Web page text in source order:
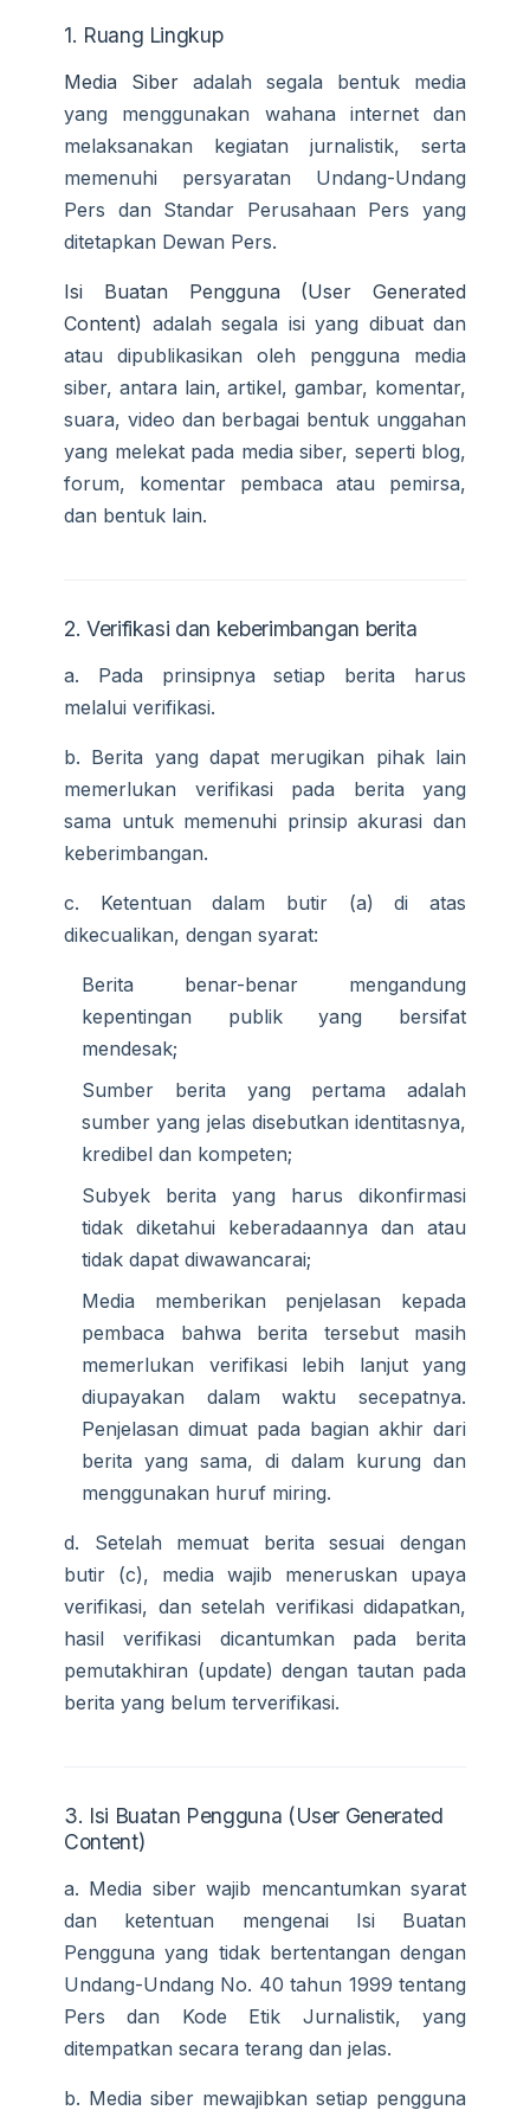
1. Ruang Lingkup
Media Siber adalah segala bentuk media
yang menggunakan wahana internet dan
melaksanakan kegiatan jurnalistik, serta
memenuhi persyaratan Undang-Undang
Pers dan Standar Perusahaan Pers yang
ditetapkan Dewan Pers.
Isi Buatan Pengguna (User Generated
Content) adalah segala isi yang dibuat dan
atau dipublikasikan oleh pengguna media
siber, antara lain, artikel, gambar, komentar,
suara, video dan berbagai bentuk unggahan
yang melekat pada media siber, seperti blog,
forum, komentar pembaca atau pemirsa,
dan bentuk lain.
2. Verifikasi dan keberimbangan berita
a. Pada prinsipnya setiap berita harus
melalui verifikasi.
b. Berita yang dapat merugikan pihak lain
memerlukan verifikasi pada berita yang
sama untuk memenuhi prinsip akurasi dan
keberimbangan.
c. Ketentuan dalam butir (a) di atas
dikecualikan, dengan syarat:
Berita benar-benar mengandung
kepentingan publik yang bersifat
mendesak;
Sumber berita yang pertama adalah
sumber yang jelas disebutkan identitasnya,
kredibel dan kompeten;
Subyek berita yang harus dikonfirmasi
tidak diketahui keberadaannya dan atau
tidak dapat diwawancarai;
Media memberikan penjelasan kepada
pembaca bahwa berita tersebut masih
memerlukan verifikasi lebih lanjut yang
diupayakan dalam waktu secepatnya.
Penjelasan dimuat pada bagian akhir dari
berita yang sama, di dalam kurung dan
menggunakan huruf miring.
d. Setelah memuat berita sesuai dengan
butir (c), media wajib meneruskan upaya
verifikasi, dan setelah verifikasi didapatkan,
hasil verifikasi dicantumkan pada berita
pemutakhiran (update) dengan tautan pada
berita yang belum terverifikasi.
3. Isi Buatan Pengguna (User Generated
Content)
a. Media siber wajib mencantumkan syarat
dan ketentuan mengenai Isi Buatan
Pengguna yang tidak bertentangan dengan
Undang-Undang No. 40 tahun 1999 tentang
Pers dan Kode Etik Jurnalistik, yang
ditempatkan secara terang dan jelas.
b. Media siber mewajibkan setiap pengguna